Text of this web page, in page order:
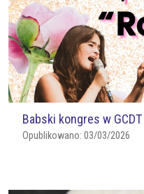
Babski kongres w
Opublikowano: 03/03/2026